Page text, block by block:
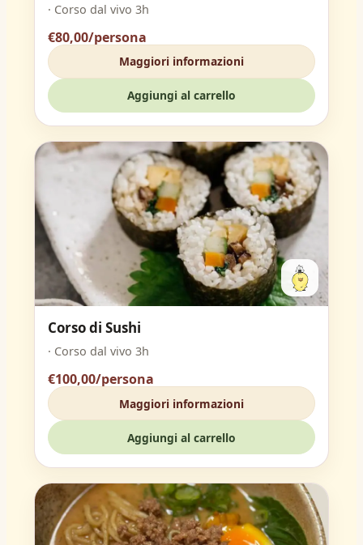
· Corso dal vivo 3h
€80,00/persona
Maggiori informazioni
Aggiungi al carrello
Corso di Sushi
· Corso dal vivo 3h
€100,00/persona
Maggiori informazioni
Aggiungi al carrello